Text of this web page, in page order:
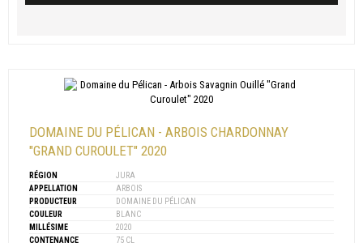
DOMAINE DU PÉLICAN - ARBOIS CHARDONNAY
"GRAND CUROULET" 2020
RÉGION
JURA
APPELLATION
ARBOIS
PRODUCTEUR
DOMAINE DU PÉLICAN
COULEUR
BLANC
MILLÉSIME
2020
CONTENANCE
75 CL